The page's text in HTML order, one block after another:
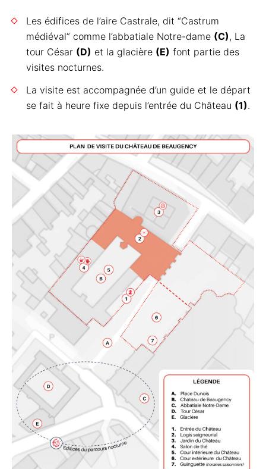
Les édifices de l’aire Castrale, dit “Castrum
médiéval” comme l’abbatiale Notre-dame (C), La
tour César (D) et la glacière (E) font partie des
visites nocturnes.
La visite est accompagnée d’un guide et le départ
se fait à heure fixe depuis l’entrée du Château (1).